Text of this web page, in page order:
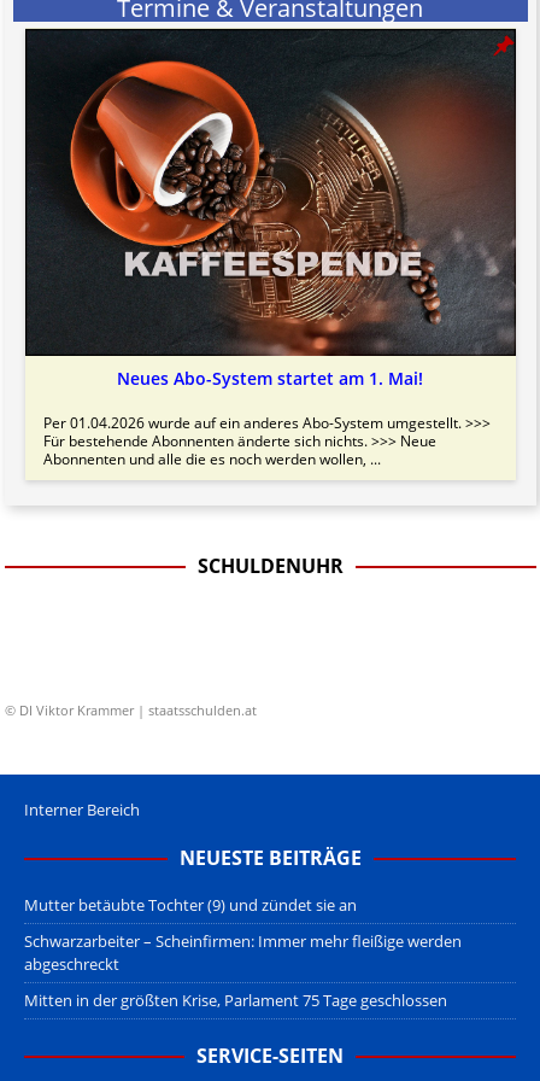
Termine & Veranstaltungen
Neues Abo-System startet am 1. Mai!
Per 01.04.2026 wurde auf ein anderes Abo-System umgestellt. >>>
Für bestehende Abonnenten änderte sich nichts. >>> Neue
Abonnenten und alle die es noch werden wollen, ...
SCHULDENUHR
© DI Viktor Krammer | staatsschulden.at
Interner Bereich
NEUESTE BEITRÄGE
Mutter betäubte Tochter (9) und zündet sie an
Schwarzarbeiter – Scheinfirmen: Immer mehr fleißige werden
abgeschreckt
Mitten in der größten Krise, Parlament 75 Tage geschlossen
SERVICE-SEITEN